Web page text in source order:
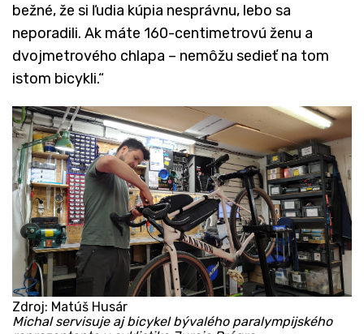
bežné, že si ľudia kúpia nesprávnu, lebo sa
neporadili. Ak máte 160-centimetrovú ženu a
dvojmetrového chlapa – nemôžu sedieť na tom
istom bicykli.“
Zdroj: Matúš Husár
Michal servisuje aj bicykel bývalého paralympijského